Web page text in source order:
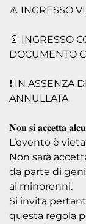
⚠️ INGRESSO
📄 INGRESSO
DOCUMENTO
❗ IN ASSENZA
ANNULLATA
𝐍𝐨𝐧 𝐬𝐢 𝐚𝐜𝐜𝐞𝐭𝐭𝐚
L’evento è
Non sarà
da parte di
ai minorenni.
Si invita
questa regola